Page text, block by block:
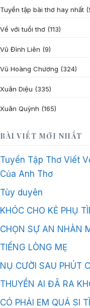
Tuyển tập bài thơ hay nhất
Về với tuổi thơ (113)
Vũ Đình Liên (9)
Vũ Hoàng Chương (324)
Xuân Diệu (335)
Xuân Quỳnh (165)
BÀI VIẾT MỚI NHẤT
Tuyển Tập Thơ Viết
Của Anh Thơ
Tùy duyên
KHÓC CHO KẺ PHỤ
CHỌN SỰ AN NHÀN
TIẾNG LÒNG MẸ
NỤ CƯỜI SAU PHÚT
THUYỀN AI ĐÃ RA
CÓ PHẢI EM QUÁ SI